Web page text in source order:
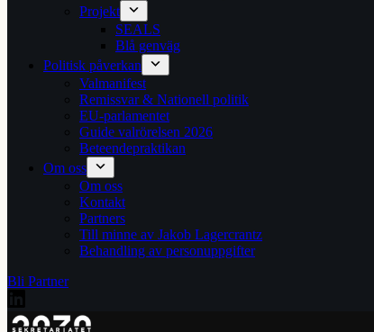
Projekt
SEALS
Blå genväg
Politisk påverkan
Valmanifest
Remissvar & Nationell politik
EU-parlamentet
Guide valrörelsen 2026
Beteendepraktikan
Om oss
Om oss
Kontakt
Partners
Till minne av Jakob Lagercrantz
Behandling av personuppgifter
Bli Partner